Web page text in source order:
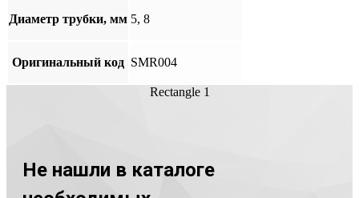
Диаметр трубки, мм 5, 8
Оригинальный код SMR004
Rectangle 1
Не нашли в каталоге